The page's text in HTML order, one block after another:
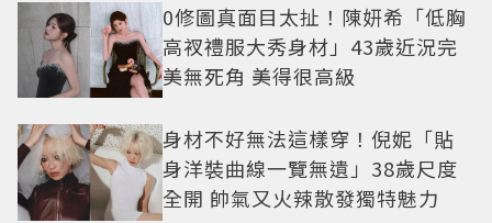
0修圖真面目太扯！陳妍希「低胸
高衩禮服大秀身材」43歲近況完
美無死角 美得很高級
身材不好無法這樣穿！倪妮「貼
身洋裝曲線一覽無遺」38歲尺度
全開 帥氣又火辣散發獨特魅力